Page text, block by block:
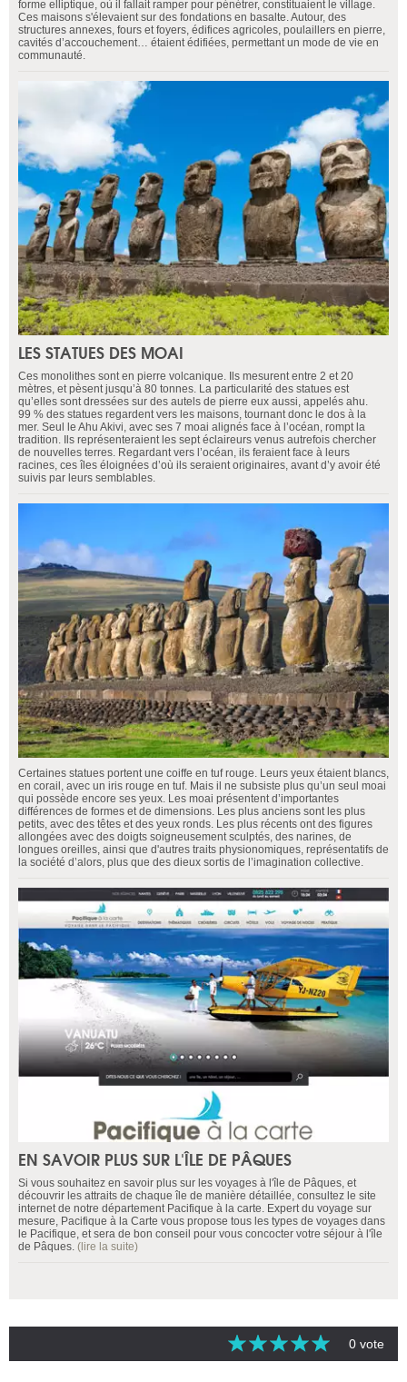
forme elliptique, où il fallait ramper pour pénétrer, constituaient le village.
Ces maisons s'élevaient sur des fondations en basalte. Autour, des
structures annexes, fours et foyers, édifices agricoles, poulaillers en pierre,
cavités d’accouchement… étaient édifiées, permettant un mode de vie en
communauté.
LES STATUES DES MOAI
Ces monolithes sont en pierre volcanique. Ils mesurent entre 2 et 20
mètres, et pèsent jusqu’à 80 tonnes. La particularité des statues est
qu’elles sont dressées sur des autels de pierre eux aussi, appelés ahu.
99 % des statues regardent vers les maisons, tournant donc le dos à la
mer. Seul le Ahu Akivi, avec ses 7 moai alignés face à l’océan, rompt la
tradition. Ils représenteraient les sept éclaireurs venus autrefois chercher
de nouvelles terres. Regardant vers l’océan, ils feraient face à leurs
racines, ces îles éloignées d’où ils seraient originaires, avant d’y avoir été
suivis par leurs semblables.
Certaines statues portent une coiffe en tuf rouge. Leurs yeux étaient blancs,
en corail, avec un iris rouge en tuf. Mais il ne subsiste plus qu’un seul moai
qui possède encore ses yeux. Les moai présentent d’importantes
différences de formes et de dimensions. Les plus anciens sont les plus
petits, avec des têtes et des yeux ronds. Les plus récents ont des figures
allongées avec des doigts soigneusement sculptés, des narines, de
longues oreilles, ainsi que d'autres traits physionomiques, représentatifs de
la société d’alors, plus que des dieux sortis de l’imagination collective.
EN SAVOIR PLUS SUR L'ÎLE DE PÂQUES
Si vous souhaitez en savoir plus sur les voyages à l'île de Pâques, et
découvrir les attraits de chaque île de manière détaillée, consultez le site
internet de notre département Pacifique à la carte. Expert du voyage sur
mesure, Pacifique à la Carte vous propose tous les types de voyages dans
le Pacifique, et sera de bon conseil pour vous concocter votre séjour à l'île
de Pâques. (lire la suite)
0 vote